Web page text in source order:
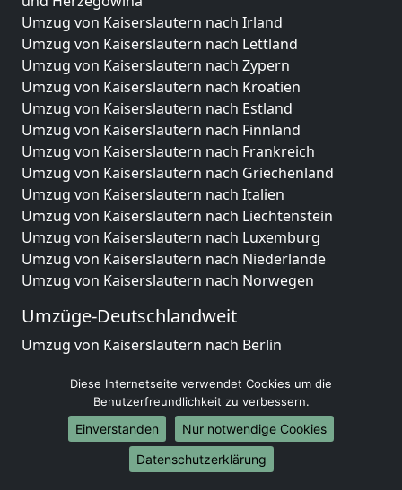
Umzug von Kaiserslautern nach Irland
Umzug von Kaiserslautern nach Lettland
Umzug von Kaiserslautern nach Zypern
Umzug von Kaiserslautern nach Kroatien
Umzug von Kaiserslautern nach Estland
Umzug von Kaiserslautern nach Finnland
Umzug von Kaiserslautern nach Frankreich
Umzug von Kaiserslautern nach Griechenland
Umzug von Kaiserslautern nach Italien
Umzug von Kaiserslautern nach Liechtenstein
Umzug von Kaiserslautern nach Luxemburg
Umzug von Kaiserslautern nach Niederlande
Umzug von Kaiserslautern nach Norwegen
Umzüge-Deutschlandweit
Umzug von Kaiserslautern nach Berlin
Umzug von Kaiserslautern nach München
Umzug von Kaiserslautern nach Köln
Umzug von Kaiserslautern nach Frankfurt am Main
Umzug von Kaiserslautern nach Stuttgart
Umzug von Kaiserslautern nach Düsseldorf
Diese Internetseite verwendet Cookies um die
Benutzerfreundlichkeit zu verbessern.
Einverstanden
Nur notwendige Cookies
Datenschutzerklärung